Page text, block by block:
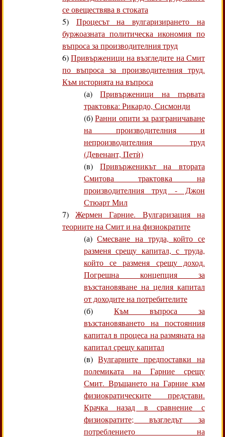
се овеществява в стоката
5) Процесът на вулгаризирането на
буржоазната политическа икономия по
въпроса за производителния труд
6)Привърженици на възгледите на Смит
по въпроса за производителния труд.
Към историята на въпроса
(а)Привърженици на първата
трактовка: Рикардо, Сисмонди
(б)Ранни опити за разграничаване
на производителния и
непроизводителния труд
(Девенант, Петѝ)
(в)Привърженикът на втората
Смитова трактовка на
производителния труд - Джон
Стюарт Мил
7)Жермен Гарние. Вулгаризация на
теориите на Смит и на физиократите
(а)Смесване на труда, който се
разменя срещу капитал, с труда,
който се разменя срещу доход.
Погрешна концепция за
възстановяване на целия капитал
от доходите на потребителите
(б) Към въпроса за
възстановяването на постоянния
капитал в процеса на размяната на
капитал срещу капитал
(в)Вулгарните предпоставки на
полемиката на Гарние срещу
Смит. Връщането на Гарние към
физиократическите представи.
Крачка назад в сравнение с
физиократите; възгледът за
потреблението на